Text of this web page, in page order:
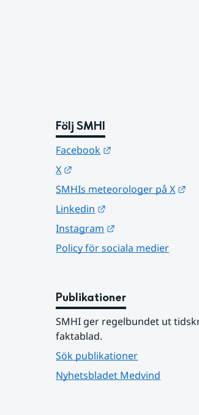
Följ SMHI
Facebook
X
SMHIs meteorologer på X
Linkedin
Instagram
Policy för sociala medier
Publikationer
SMHI ger regelbundet ut
faktablad.
Sök publikationer
Nyhetsbladet Medvind